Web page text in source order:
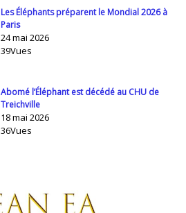
Les Éléphants préparent le Mondial 2026 à
Paris
24 mai 2026
39Vues
Abomé l’Éléphant est décédé au CHU de
Treichville
18 mai 2026
36Vues